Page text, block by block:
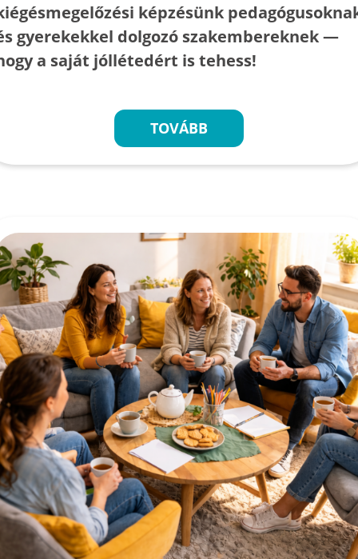
képzésünk
gyerekekkel dolgozó szakembereknek —
a saját jóllétedért is tehess!
TOVÁBB